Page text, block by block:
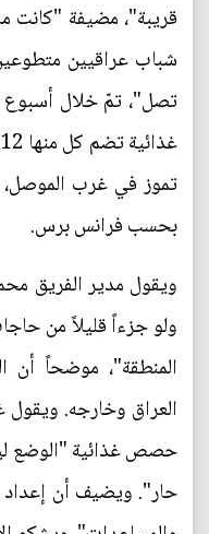
قريبة"، مضيفة "كانت
شباب عراقيين
تصل"، تمّ خلال
تموز في غرب الموصل،
بحسب فرانس برس.
ولو جزءاً قليلاً من
المنطقة"، موضحاً
حصص غذائية "الوضع
حار". ويضيف أن إعداد